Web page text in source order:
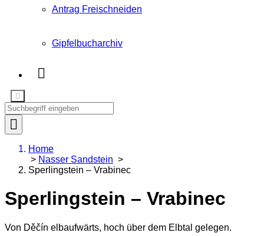
Antrag Freischneiden
Gipfelbucharchiv
Home
> Nasser Sandstein >
Sperlingstein – Vrabinec
Sperlingstein – Vrabinec
Von Děčín elbaufwärts, hoch über dem Elbtal gelegen.